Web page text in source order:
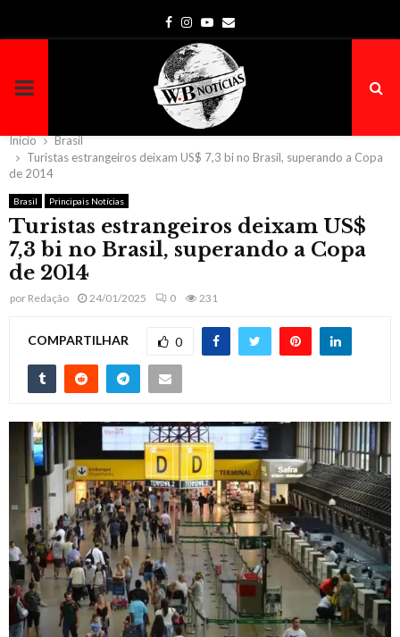
Facebook
Instagram
Youtube
Email
PRIMARY
MENU
Início
Brasil
Turistas estrangeiros deixam US$ 7,3 bi no Brasil, superando a Copa
de 2014
Brasil Principais Notícias
Turistas estrangeiros deixam US$
7,3 bi no Brasil, superando a Copa
de 2014
por Redação 24/01/2025 0 231
COMPARTILHAR 0